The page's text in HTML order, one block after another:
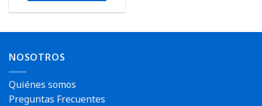
NOSOTROS
Quiénes somos
Preguntas Frecuentes